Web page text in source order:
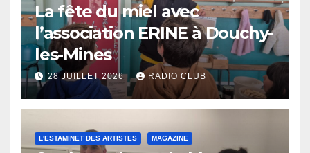
La fête du miel avec
l’association ERINE à Douchy-
les-Mines
28 JUILLET 2026 RADIO CLUB
L'ESTAMINET DES ARTISTES MAGAZINE